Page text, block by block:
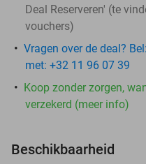
Deal Reserveren' (te
vouchers)
Vragen over de deal?
met: +32 11 96 07 39
Koop zonder zorgen,
verzekerd (meer info)
Beschikbaarheid